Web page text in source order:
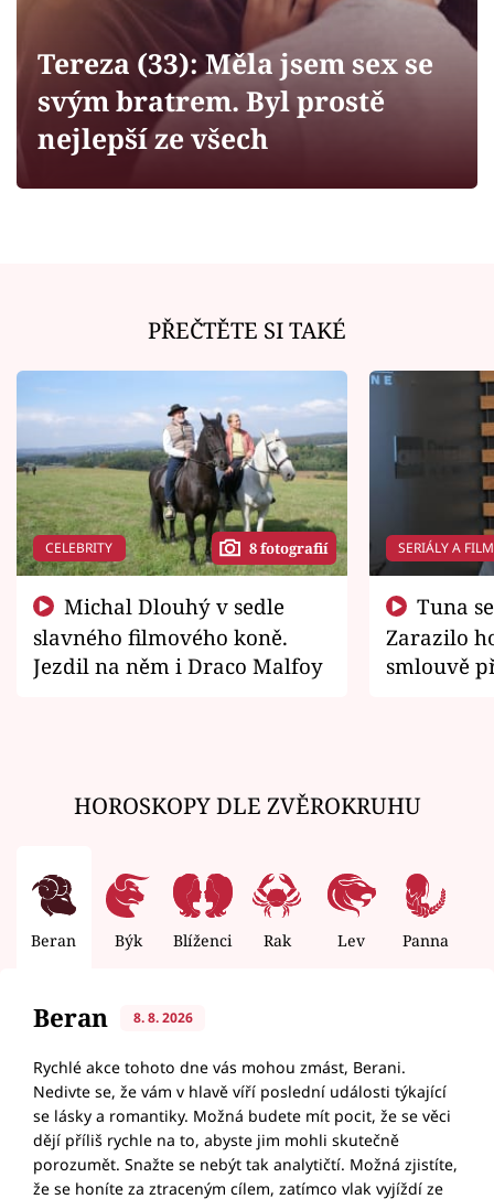
Sledujte prima+
Filmový festival Karlovy Vary
Sledujte nás
Tereza (33): Měla jsem sex se
svým bratrem. Byl prostě
nejlepší ze všech
PŘEČTĚTE SI TAKÉ
CELEBRITY 8 fotografií
slavného filmového koně.
Jezdil na něm i Draco Malfoy
SERIÁLY A
Zarazilo
smlouvě
HOROSKOPY DLE ZVĚROKRUHU
Beran Býk Blíženci Rak Lev Panna
Beran 8. 8. 2026
Rychlé akce tohoto dne vás mohou zmást, Berani.
Nedivte se, že vám v hlavě víří poslední události týkající
se lásky a romantiky. Možná budete mít pocit, že se věci
dějí příliš rychle na to, abyste jim mohli skutečně
porozumět. Snažte se nebýt tak analytičtí. Možná zjistíte,
že se honíte za ztraceným cílem, zatímco vlak vyjíždí ze